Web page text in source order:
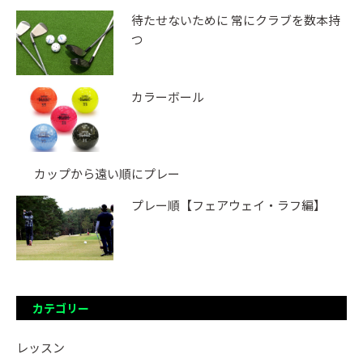
待たせないために 常にクラブを数本持
つ
カラーボール
カップから遠い順にプレー
プレー順【フェアウェイ・ラフ編】
カテゴリー
レッスン